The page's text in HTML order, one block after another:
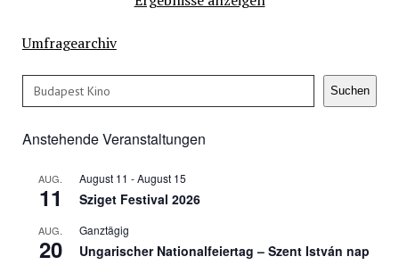
Umfragearchiv
Suchen Suchen
Anstehende Veranstaltungen
AUG.
11
August 11 -August 15
Sziget Festival 2026
AUG.
20
Ganztägig
Ungarischer Nationalfeiertag – Szent István nap